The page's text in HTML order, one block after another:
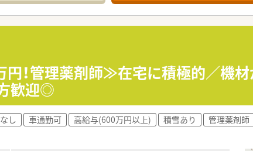
剤分包機、ピッキング監査システムなど機材も充実。効率
能です≫
宅通勤の4コースを用意。全国・広域・都道府県限定コー
用時の自己負担はほとんどありません。
はお子様が小学3年生終了時まで。年間休日は120日以上
方、キャリアを磨きたい方皆様にお勧めです。
円！管理薬剤師≫在宅に積極的／機
歓迎◎
し 車通勤可 高給与(600万円以上) 積雪あり 管理薬剤師